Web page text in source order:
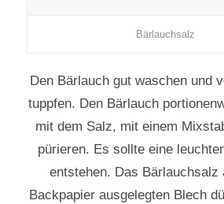
Bärlauchsalz
Den Bärlauch gut waschen und
tuppfen. Den Bärlauch
mit dem Salz, mit einem
pürieren. Es sollte eine
entstehen. Das Bärlauchsalz
Backpapier ausgelegten Blech